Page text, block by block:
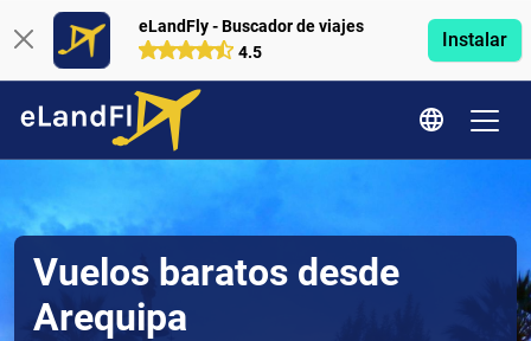
eLandFly - Buscador de viajes
4.5
Instalar
Vuelos baratos desde
Arequipa